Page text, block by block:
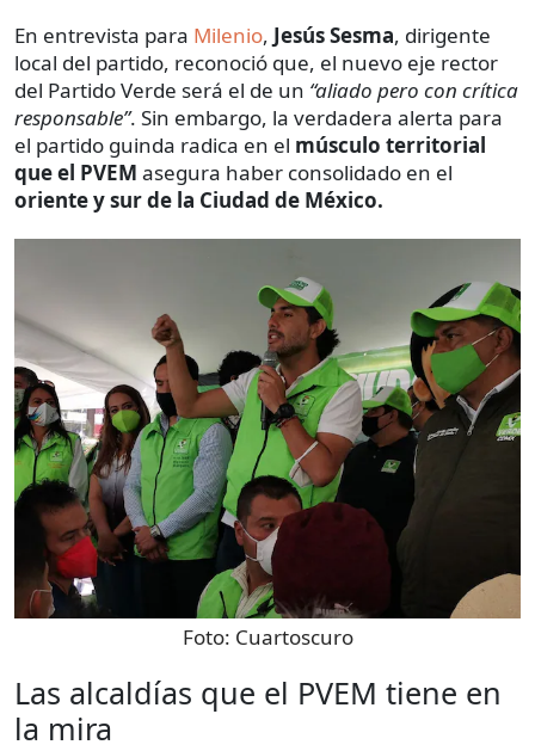
En entrevista para Milenio, Jesús Sesma, dirigente
local del partido, reconoció que, el nuevo eje rector
del Partido Verde será el de un “aliado pero con crítica
responsable”. Sin embargo, la verdadera alerta para
el partido guinda radica en el músculo territorial
que el PVEM asegura haber consolidado en el
oriente y sur de la Ciudad de México.
Foto: Cuartoscuro
Las alcaldías que el PVEM tiene en
la mira